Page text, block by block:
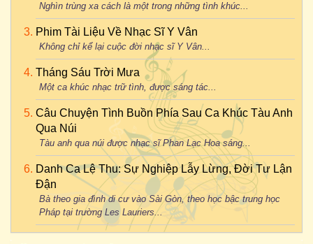
Nghìn trùng xa cách là một trong những tình khúc...
Phim Tài Liệu Về Nhạc Sĩ Y Vân
Không chỉ kể lại cuộc đời nhạc sĩ Y Vân...
Tháng Sáu Trời Mưa
Một ca khúc nhạc trữ tình, được sáng tác...
Câu Chuyện Tình Buồn Phía Sau Ca Khúc Tàu Anh
Qua Núi
Tàu anh qua núi được nhạc sĩ Phan Lạc Hoa sáng...
Danh Ca Lệ Thu: Sự Nghiệp Lẫy Lừng, Đời Tư Lận
Đận
Bà theo gia đình di cư vào Sài Gòn, theo học bậc trung học
Pháp tại trường Les Lauriers...